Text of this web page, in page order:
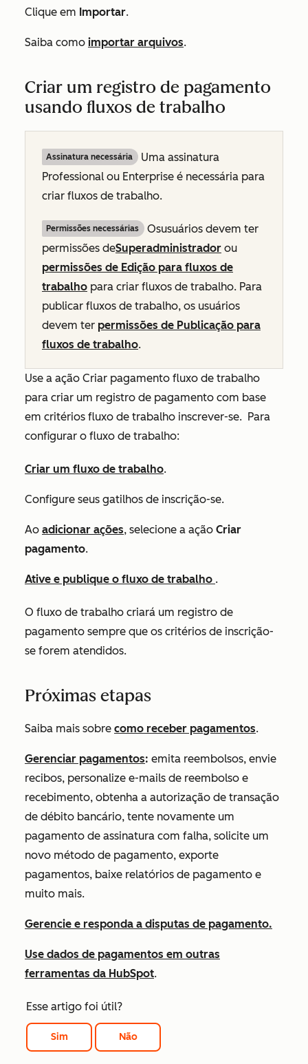
Clique em Importar.
Saiba como importar arquivos.
Criar um registro de pagamento
usando fluxos de trabalho
Assinatura necessária
Uma assinatura
Professional ou Enterprise é necessária para
criar fluxos de trabalho.
Permissões necessárias Osusuários devem ter
permissões deSuperadministrador ou
permissões de Edição para fluxos de
trabalho para criar fluxos de trabalho. Para
publicar fluxos de trabalho, os usuários
devem ter permissões de Publicação para
fluxos de trabalho.
Use a ação Criar pagamento fluxo de trabalho
para criar um registro de pagamento com base
em critérios fluxo de trabalho inscrever-se. Para
configurar o fluxo de trabalho:
Criar um fluxo de trabalho.
Configure seus gatilhos de inscrição-se.
Ao adicionar ações, selecione a ação Criar
pagamento.
Ative e publique o fluxo de trabalho .
O fluxo de trabalho criará um registro de
pagamento sempre que os critérios de inscrição-
se forem atendidos.
Próximas etapas
Saiba mais sobre como receber pagamentos.
Gerenciar pagamentos: emita reembolsos, envie
recibos, personalize e-mails de reembolso e
recebimento, obtenha a autorização de transação
de débito bancário, tente novamente um
pagamento de assinatura com falha, solicite um
novo método de pagamento, exporte
pagamentos, baixe relatórios de pagamento e
muito mais.
Gerencie e responda a disputas de pagamento.
Use dados de pagamentos em outras
ferramentas da HubSpot.
Esse artigo foi útil?
Sim Não